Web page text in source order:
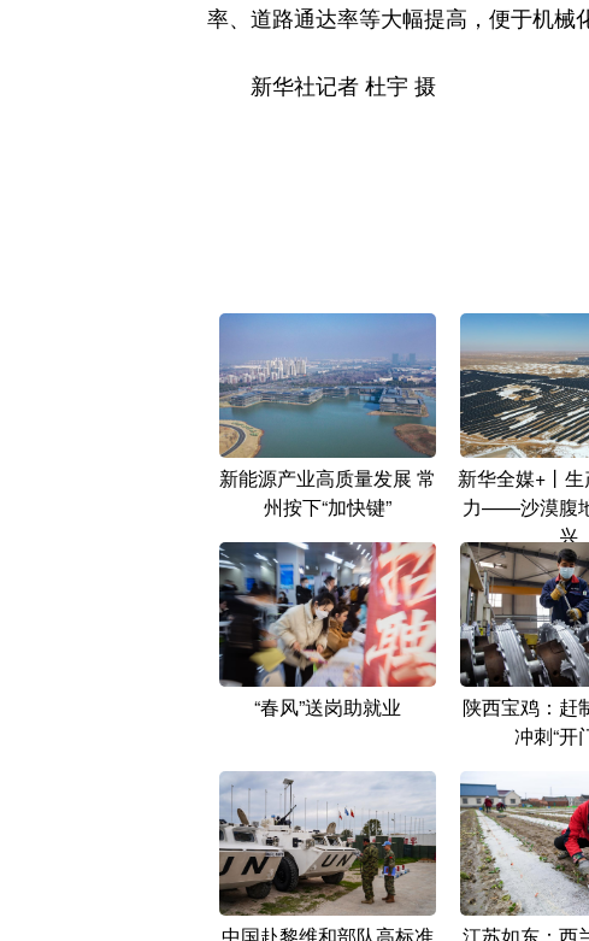
率、道路通达率等大幅提高，便于机械
新华社记者 杜宇 摄
新能源产业高质量发展 常
州按下“加快键”
新华全媒+丨
力——沙漠腹
兴
“春风”送岗助就业
陕西宝鸡：赶
冲刺“开